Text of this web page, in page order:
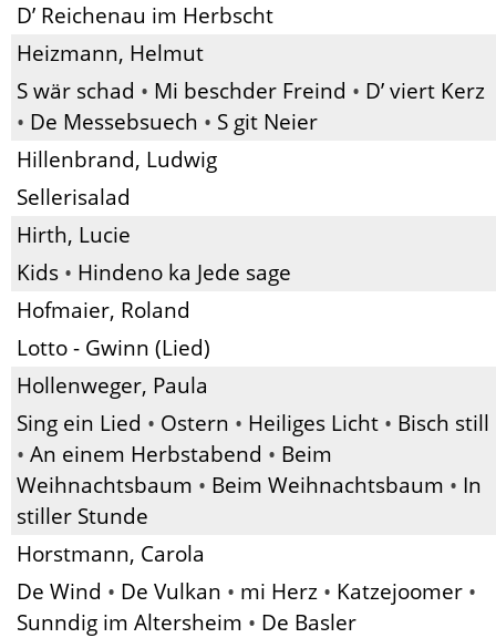
D’ Reichenau im Herbscht
Heizmann, Helmut
S wär schad • Mi beschder Freind • D’ viert Kerz
• De Messebsuech • S git Neier
Hillenbrand, Ludwig
Sellerisalad
Hirth, Lucie
Kids • Hindeno ka Jede sage
Hofmaier, Roland
Lotto - Gwinn (Lied)
Hollenweger, Paula
Sing ein Lied • Ostern • Heiliges Licht • Bisch still
• An einem Herbstabend • Beim
Weihnachtsbaum • Beim Weihnachtsbaum • In
stiller Stunde
Horstmann, Carola
De Wind • De Vulkan • mi Herz • Katzejoomer •
Sunndig im Altersheim • De Basler